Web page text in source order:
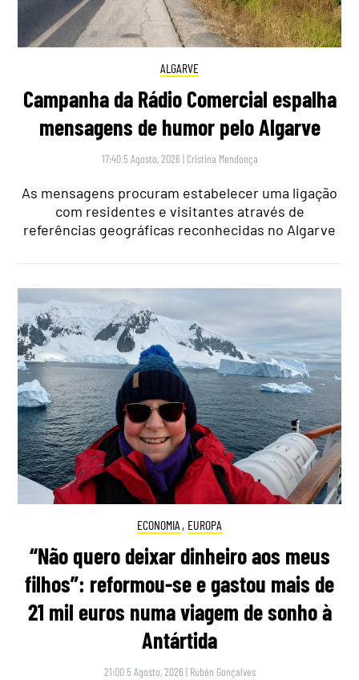
ALGARVE
Campanha da Rádio Comercial espalha
mensagens de humor pelo Algarve
17:40 5 Agosto, 2026 | Cristina Mendonça
As mensagens procuram estabelecer uma ligação
com residentes e visitantes através de
referências geográficas reconhecidas no Algarve
ECONOMIA , EUROPA
“Não quero deixar dinheiro aos meus
filhos”: reformou-se e gastou mais de
21 mil euros numa viagem de sonho à
Antártida
21:00 5 Agosto, 2026 | Rubén Gonçalves